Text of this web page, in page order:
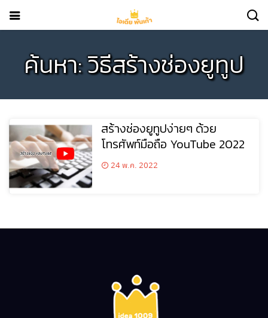
ค้นหา: วิธีสร้างช่องยูทูป
สร้างช่องยูทูปง่ายๆ ด้วย
โทรศัพท์มือถือ YouTube 2022
24 พ.ค. 2022